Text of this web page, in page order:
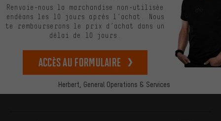
Herbert, General Operations & Services
Renvoie-nous la marchandise non-utilisée
endéans les 10 jours après l’achat. Nous
te rembourserons le prix d’achat dans un
délai de 10 jours.
Accès au formulaire